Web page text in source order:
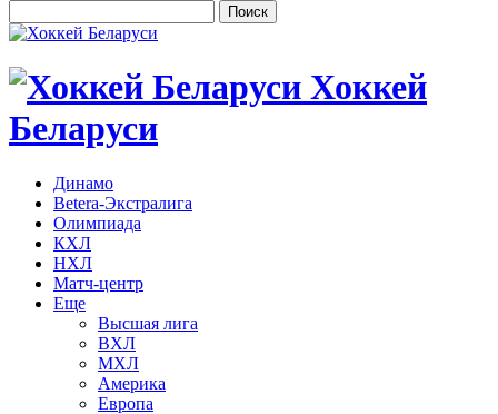
Хоккей
Беларуси
Динамо
Betera-Экстралига
Олимпиада
КХЛ
НХЛ
Матч-центр
Еще
Высшая лига
ВХЛ
МХЛ
Америка
Европа